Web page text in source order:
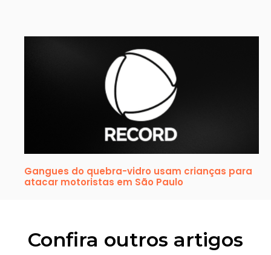
Gangues do quebra-vidro usam crianças para
atacar motoristas em São Paulo
Confira outros artigos